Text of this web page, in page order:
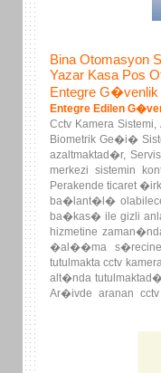
Bina Otomasyon
Yazar Kasa Pos
Entegre G�venlik
Entegre Edilen
Cctv Kamera
Biometrik Ge�i�
azaltmaktad�r,
merkezi sistemin
Perakende ticaret
ba�lant�l�
ba�kas� ile gizli
hizmetine
�al��ma s�recine
tutulmakta cctv
alt�nda
Ar�ivde aranan